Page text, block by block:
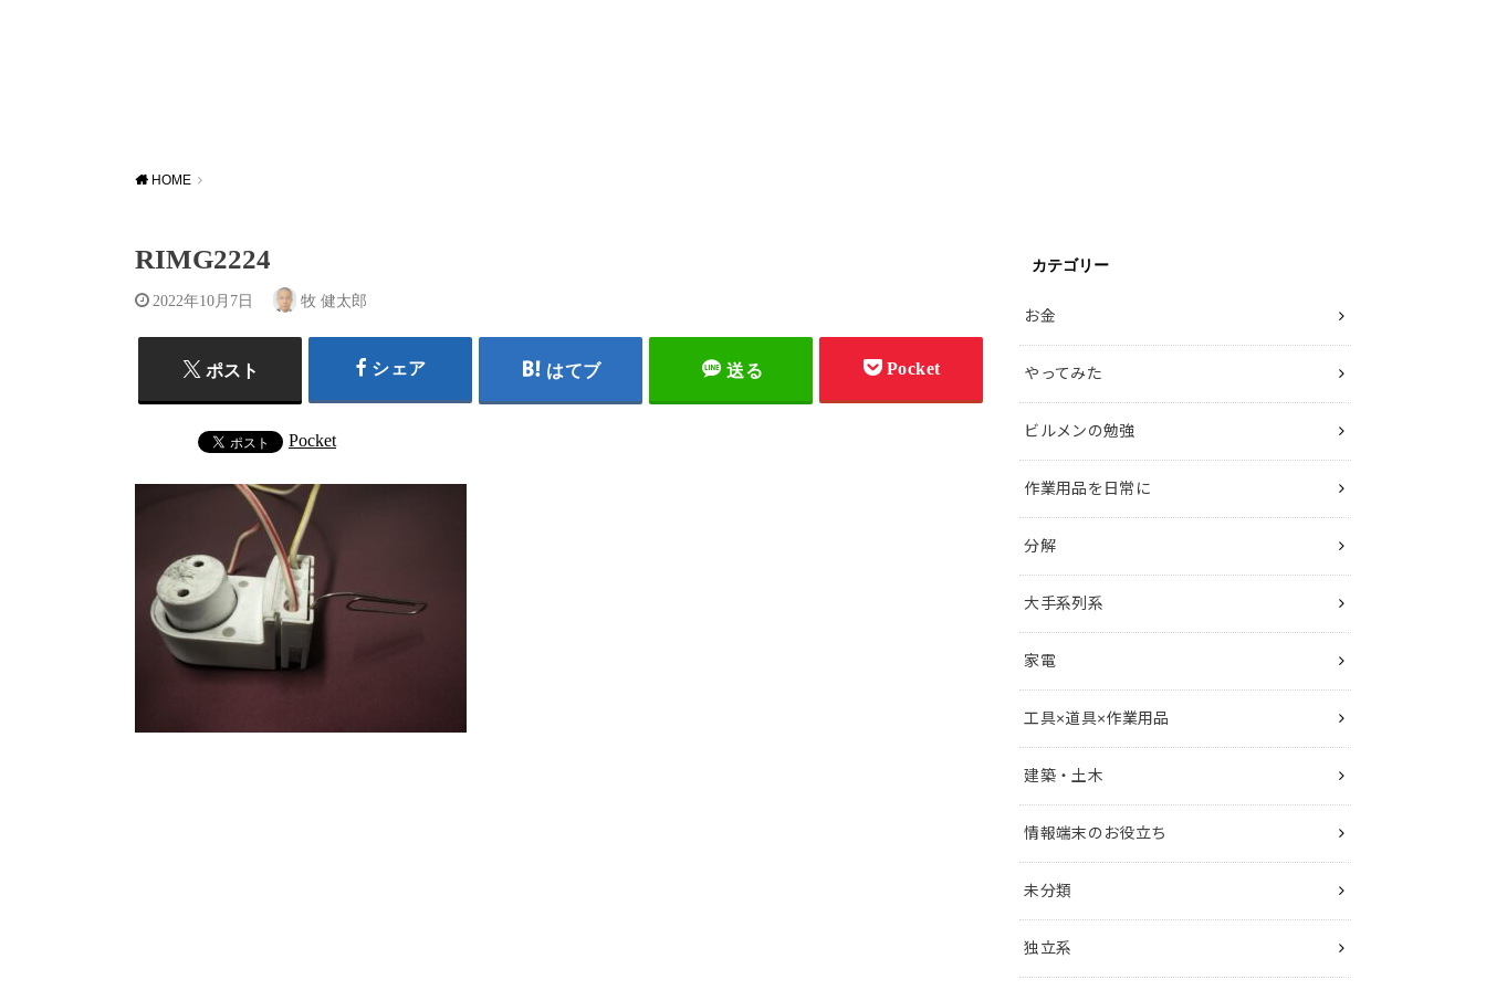
HOME
RIMG2224
2022年10月7日 牧 健太郎
ポスト シェア はてブ 送る Pocket
Pocket
カテゴリー
お金
やってみた
ビルメンの勉強
作業用品を日常に
分解
大手系列系
家電
工具×道具×作業用品
建築・土木
情報端末のお役立ち
未分類
独立系